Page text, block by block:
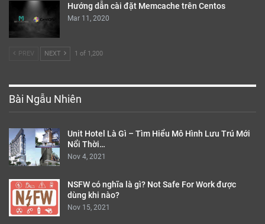
Hướng dẫn cài đặt Memcache trên Centos
Mar 11, 2020
PREV NEXT 1 of 1,200
Bài Ngẫu Nhiên
Unit Hotel Là Gì – Tìm Hiểu Mô Hình Lưu Trú Mới
Nổi Thời…
Nov 4, 2021
NSFW có nghĩa là gì? Not Safe For Work được
dùng khi nào?
Nov 15, 2021